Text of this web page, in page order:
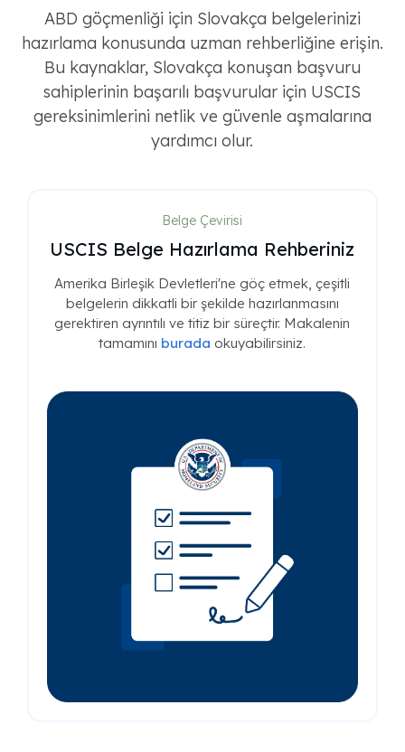
ABD göçmenliği için Slovakça belgelerinizi
hazırlama konusunda uzman rehberliğine erişin.
Bu kaynaklar, Slovakça konuşan başvuru
sahiplerinin başarılı başvurular için USCIS
gereksinimlerini netlik ve güvenle aşmalarına
yardımcı olur.
Belge Çevirisi
USCIS Belge Hazırlama Rehberiniz
Amerika Birleşik Devletleri'ne göç etmek, çeşitli
belgelerin dikkatli bir şekilde hazırlanmasını
gerektiren ayrıntılı ve titiz bir süreçtir. Makalenin
tamamını burada okuyabilirsiniz.